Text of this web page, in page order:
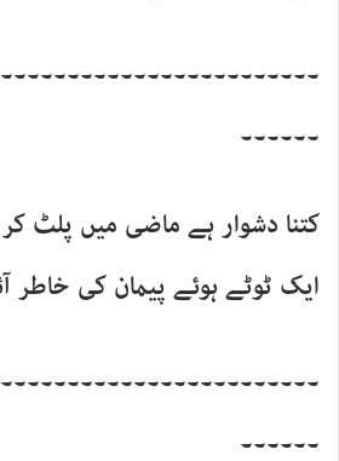
۔۔۔۔۔۔
کتنا دشوار ہے ماضی میں پلٹ کر
ایک ٹوٹے ہوئے پیمان کی خاطر
۔۔۔۔۔۔